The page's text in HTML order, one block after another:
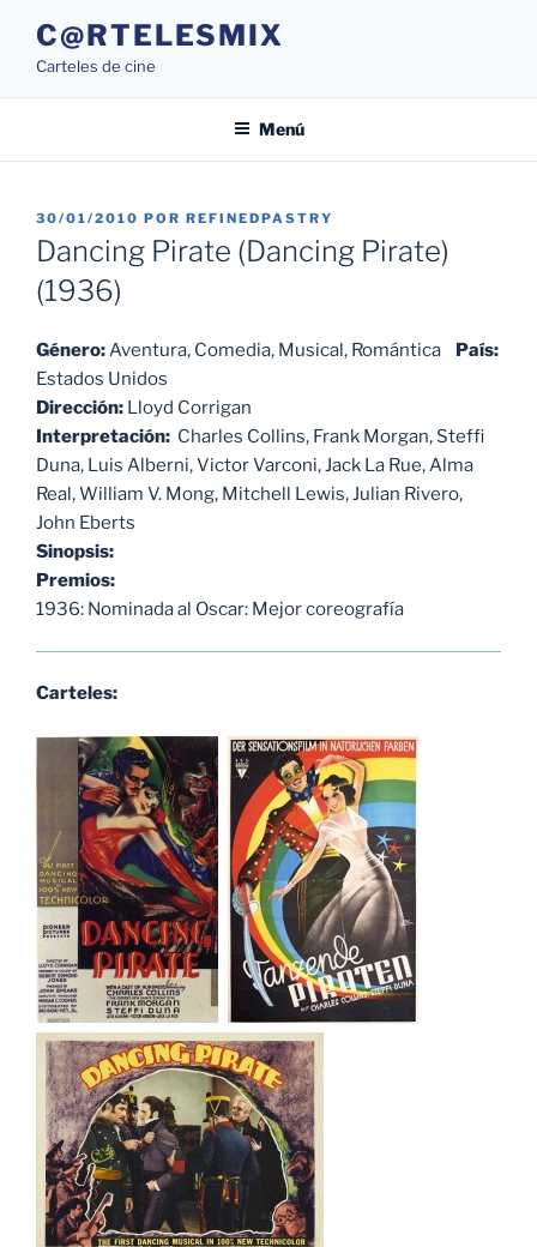
contenido
C@RTELESMIX
Carteles de cine
Menú
PUBLICADO
EL
30/01/2010 POR REFINEDPASTRY
Dancing Pirate (Dancing Pirate)
(1936)
Género:Aventura, Comedia, Musical, Romántica País:
Estados Unidos
Dirección: Lloyd Corrigan
Interpretación: Charles Collins, Frank Morgan, Steffi
Duna, Luis Alberni, Victor Varconi, Jack La Rue, Alma
Real, William V. Mong, Mitchell Lewis, Julian Rivero,
John Eberts
Sinopsis:
Premios:
1936: Nominada al Oscar: Mejor coreografía
Carteles: